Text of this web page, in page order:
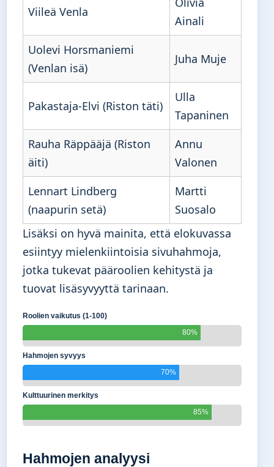
Viileä Venla
Ainali
Uolevi Horsmaniemi
(Venlan isä)
Juha Muje
Pakastaja-Elvi (Riston täti)
Ulla
Tapaninen
Rauha Räppääjä (Riston
äiti)
Annu
Valonen
Lennart Lindberg
(naapurin setä)
Martti
Suosalo
Lisäksi on hyvä mainita, että elokuvassa
esiintyy mielenkiintoisia sivuhahmoja,
jotka tukevat pääroolien kehitystä ja
tuovat lisäsyvyyttä tarinaan.
Roolien vaikutus (1-100)
80%
Hahmojen syvyys
70%
Kulttuurinen merkitys
85%
Hahmojen analyysi